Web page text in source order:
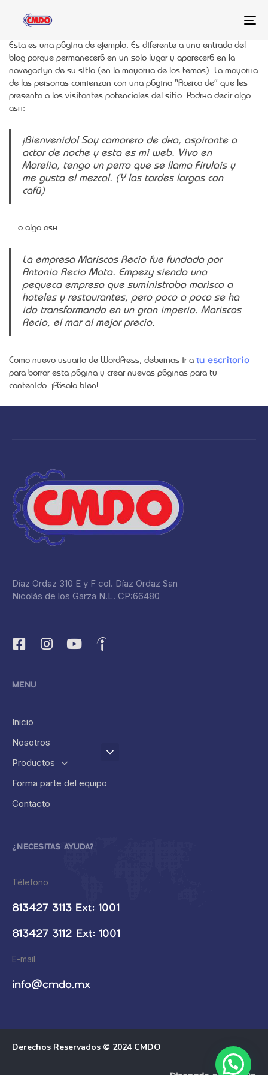
Esta es una página de ejemplo. Es diferente a una entrada del
blog porque permanecerá en un solo lugar y aparecerá en la
navegación de su sitio (en la mayoría de los temas). La mayoría
de las personas comienzan con una página “Acerca de” que les
presenta a los visitantes potenciales del sitio. Podría decir algo
así:
¡Bienvenido! Soy camarero de día, aspirante a
actor de noche y esta es mi web. Vivo en
Morelia, tengo un perro que se llama Firulais y
me gusta el mezcal. (Y las tardes largas con
café)
…o algo así:
La empresa Mariscos Recio fue fundada por
Antonio Recio Mata. Empezó siendo una
pequeña empresa que suministraba marisco a
hoteles y restaurantes, pero poco a poco se ha
ido transformando en un gran imperio. Mariscos
Recio, el mar al mejor precio.
Como nuevo usuario de WordPress, deberías ir a tu escritorio
para borrar esta página y crear nuevas páginas para tu
contenido. ¡Pásalo bien!
Díaz Ordaz 310 E y F col. Díaz Ordaz San
Nicolás de los Garza N.L. CP:66480
MENU
Inicio
Nosotros
Productos
Forma parte del equipo
Contacto
¿NECESITAS AYUDA?
Télefono
813427 3113 Ext: 1001
813427 3112 Ext: 1001
E-mail
info@cmdo.mx
Derechos Reservados © 2024 CMDO